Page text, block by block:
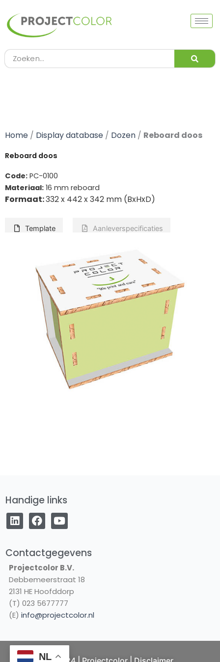
naar
de
Zoeken
Home / Display database / Dozen / Reboard doos
Reboard doos
Code: PC-0100
Materiaal: 16 mm reboard
Formaat:332 x 442 x 342 mm (BxHxD)
Template Aanleverspecificaties
Handige links
L
i
n
e
i
n
F
a
c
b
o
o
k
Y
o
u
u
b
e
Contactgegevens
Projectcolor B.V.
Debbemeerstraat 18
2131 HE Hoofddorp
(T) 023 5677777
(E) info@projectcolor.nl
NL